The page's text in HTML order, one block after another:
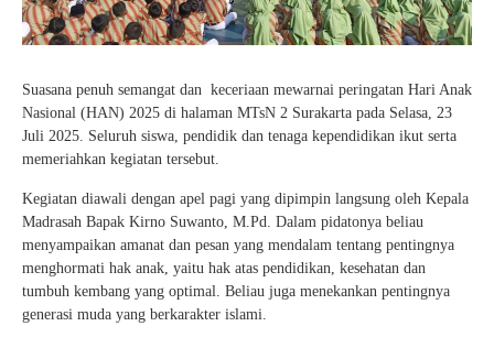
Suasana penuh semangat dan keceriaan mewarnai peringatan Hari Anak
Nasional (HAN) 2025 di halaman MTsN 2 Surakarta pada Selasa, 23
Juli 2025. Seluruh siswa, pendidik dan tenaga kependidikan ikut serta
memeriahkan kegiatan tersebut.
Kegiatan diawali dengan apel pagi yang dipimpin langsung oleh Kepala
Madrasah Bapak Kirno Suwanto, M.Pd. Dalam pidatonya beliau
menyampaikan amanat dan pesan yang mendalam tentang pentingnya
menghormati hak anak, yaitu hak atas pendidikan, kesehatan dan
tumbuh kembang yang optimal. Beliau juga menekankan pentingnya
generasi muda yang berkarakter islami.